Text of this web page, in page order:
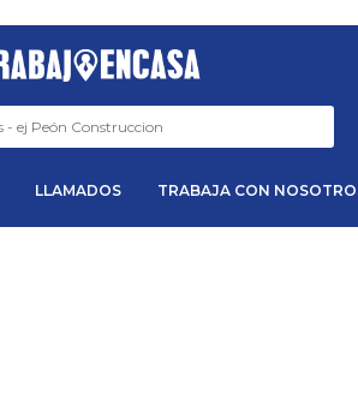
LLAMADOS TRABAJA CON